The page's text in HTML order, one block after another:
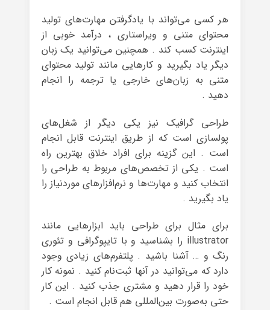
هر کسی می‌تواند با یادگرفتن مهارت‌های تولید
محتوای متنی و ویراستاری ، درآمد خوبی از
اینترنت کسب کند . همچنین می‌توانید یک زبان
دیگر یاد بگیرید و کارهایی مانند تولید محتوای
متنی به زبان‌های خارجی یا ترجمه را انجام
دهید .
طراحی گرافیک نیز یکی دیگر از شغل‌های
پولسازی است که از طریق اینترنت قابل انجام
است . این گزینه برای افراد خلاق بهترین راه
است . یکی از تخصص‌های مربوط به طراحی را
انتخاب کنید و مهارت‌ها و نرم‌افزارهای موردنیاز را
یاد بگیرید .
برای مثال برای طراحی باید ابزارهایی مانند
illustrator را بشناسید و با تایپوگرافی و تئوری
رنگ و … آشنا باشید . پلتفرم‌های زیادی وجود
دارد که می‌توانید در آنها ثبت‌نام کنید . نمونه‌ کار
خود را قرار دهید و مشتری جذب کنید . این کار
حتی به‌صورت بین‌المللی هم قابل انجام است .